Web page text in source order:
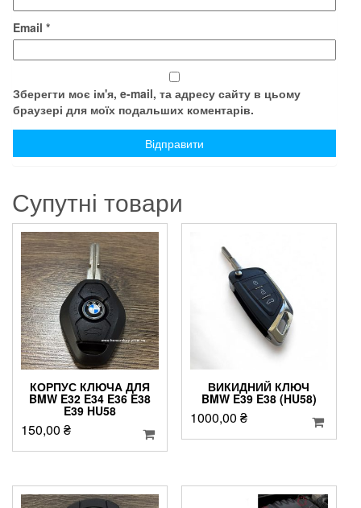
Email *
Зберегти моє ім'я, e-mail, та адресу сайту в цьому
браузері для моїх подальших коментарів.
Супутні товари
КОРПУС КЛЮЧА ДЛЯ
BMW E32 E34 E36 E38
E39 HU58
150,00 ₴
ВИКИДНИЙ КЛЮЧ
BMW E39 E38 (HU58)
1000,00 ₴